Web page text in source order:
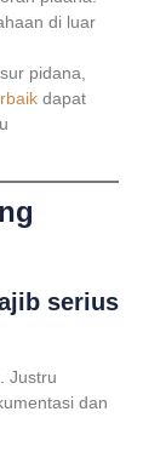
di luar
pidana,
dapat
serius
Justru
dan